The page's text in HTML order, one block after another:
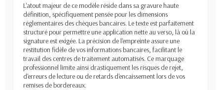
L'atout majeur de ce modèle réside dans sa gravure haute
définition, spécifiquement pensée pour les dimensions
réglementaires des chèques bancaires. Le texte est parfaitement
structuré pour permettre une application nette au verso, là où la
signature est exigée. La précision de l'empreinte assure une
restitution fidèle de vos informations bancaires, facilitant le
travail des centres de traitement automatisés. Ce marquage
professionnel limite ainsi drastiquement les risques de rejet,
d'erreurs de lecture ou de retards d'encaissement lors de vos
remises de bordereaux.